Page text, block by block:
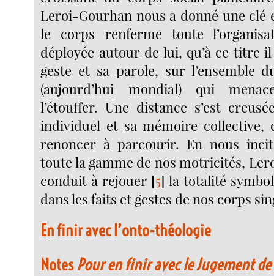
Leroi-Gourhan nous a donné une clé
le corps renferme toute
déployée autour de lui, qu’à ce titre
geste et sa parole, sur l’ensemble
(aujourd’hui mondial) qui
l’étouffer. Une distance s’est
individuel et sa mémoire collective,
renoncer à parcourir. En nous
toute la gamme de nos motricités,
conduit à rejouer [5] la totalité
dans les faits et gestes de nos corps
En finir avec l’onto-théologie
NotesPour en finir avec le Jugement